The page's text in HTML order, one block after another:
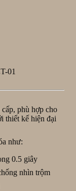
01
phù hợp cho
thiết kế hiện đại
như:
0.5 giây
nhìn trộm